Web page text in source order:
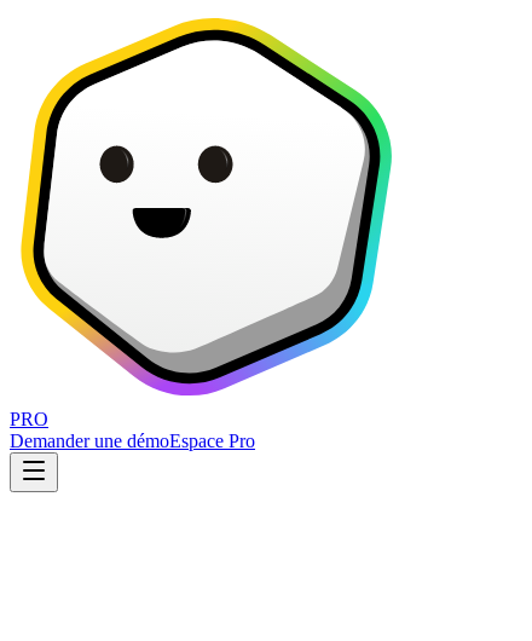
PRO
Demander une démoEspace Pro